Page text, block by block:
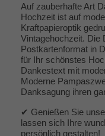
Auf zauberhafte Art
Hochzeit ist auf
Kraftpapieroptik
Vintagehochzeit. Die
Postkartenformat in
für Ihr schönstes
Dankestext mit
Moderne
Danksagung ihren
✔ Genießen Sie
lassen sich Ihre
persönlich gestalten!